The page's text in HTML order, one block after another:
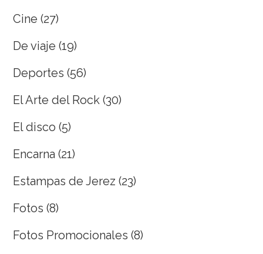
Cine (27)
De viaje (19)
Deportes (56)
El Arte del Rock (30)
El disco (5)
Encarna (21)
Estampas de Jerez (23)
Fotos (8)
Fotos Promocionales (8)